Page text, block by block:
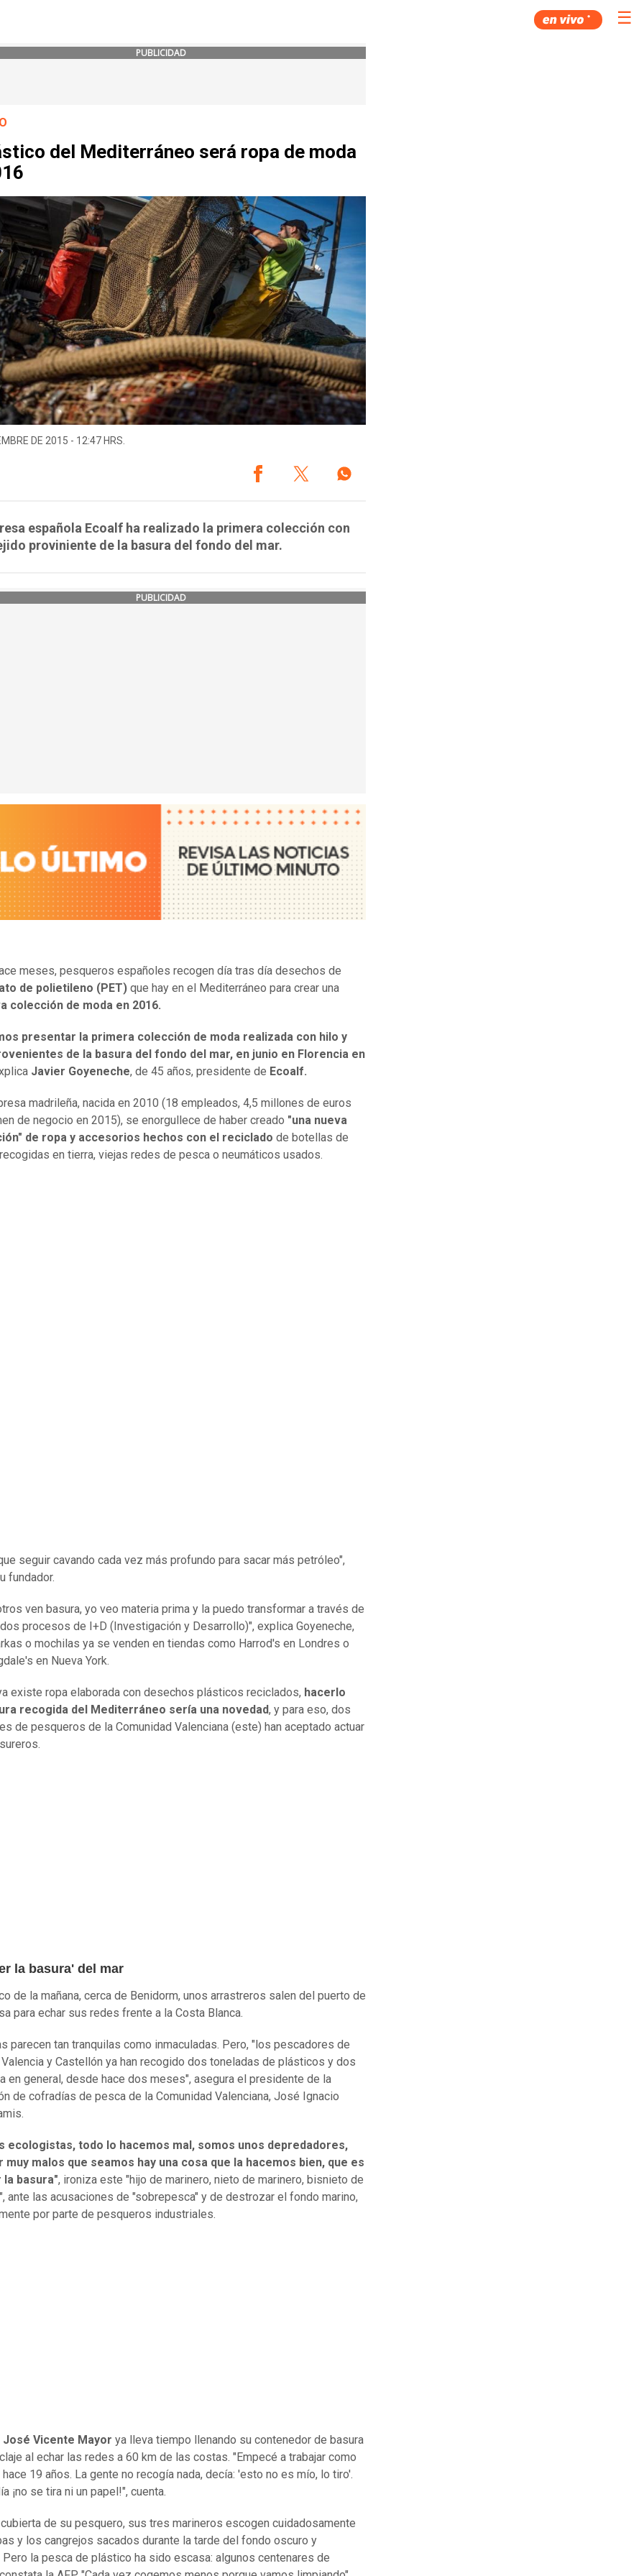
☰
PUBLICIDAD
del Mediterráneo será ropa de moda
DE 2015 - 12:47 HRS.
española Ecoalf ha realizado la primera colección con
proviniente de la basura del fondo del mar.
PUBLICIDAD
meses, pesqueros españoles recogen día tras día desechos de
de polietileno (PET) que hay en el Mediterráneo para crear una
colección de moda en 2016.
presentar la primera colección de moda realizada con hilo y
de la basura del fondo del mar, en junio en Florencia en
Javier Goyeneche, de 45 años, presidente de Ecoalf.
madrileña, nacida en 2010 (18 empleados, 4,5 millones de euros
de negocio en 2015), se enorgullece de haber creado "una nueva
de ropa y accesorios hechos con el reciclado de botellas de
en tierra, viejas redes de pesca o neumáticos usados.
seguir cavando cada vez más profundo para sacar más petróleo",
fundador.
ven basura, yo veo materia prima y la puedo transformar a través de
procesos de I+D (Investigación y Desarrollo)", explica Goyeneche,
o mochilas ya se venden en tiendas como Harrod's en Londres o
en Nueva York.
existe ropa elaborada con desechos plásticos reciclados, hacerlo
recogida del Mediterráneo sería una novedad, y para eso, dos
de pesqueros de la Comunidad Valenciana (este) han aceptado actuar
la basura' del mar
de la mañana, cerca de Benidorm, unos arrastreros salen del puerto de
para echar sus redes frente a la Costa Blanca.
parecen tan tranquilas como inmaculadas. Pero, "los pescadores de
y Castellón ya han recogido dos toneladas de plásticos y dos
en general, desde hace dos meses", asegura el presidente de la
de cofradías de pesca de la Comunidad Valenciana, José Ignacio
ecologistas, todo lo hacemos mal, somos unos depredadores,
muy malos que seamos hay una cosa que la hacemos bien, que es
basura", ironiza este "hijo de marinero, nieto de marinero, bisnieto de
ante las acusaciones de "sobrepesca" y de destrozar el fondo marino,
por parte de pesqueros industriales.
José Vicente Mayor ya lleva tiempo llenando su contenedor de basura
al echar las redes a 60 km de las costas. "Empecé a trabajar como
19 años. La gente no recogía nada, decía: 'esto no es mío, lo tiro'.
¡no se tira ni un papel!", cuenta.
de su pesquero, sus tres marineros escogen cuidadosamente
y los cangrejos sacados durante la tarde del fondo oscuro y
la pesca de plástico ha sido escasa: algunos centenares de